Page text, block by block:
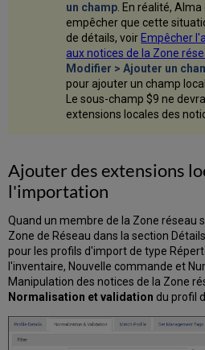
un champ. En réalité,
empêcher que cette
de détails, voir Empêcher
aux notices de la Zone
Modifier > Ajouter un
pour ajouter un champ
Le sous-champ $9 ne
extensions locales des
Ajouter des extensions
l'importation
Quand un membre de la Zone réseau
Zone de Réseau dans la section
pour les profils d'import de type
l'inventaire, Nouvelle commande et
Manipulation des notices de la Zone
Normalisation et validation du profil